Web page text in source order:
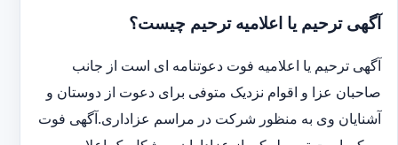
آگهی ترحیم یا اعلامیه ترحیم چیست؟
آگهی ترحیم یا اعلامیه فوت دعوتنامه ای است از جانب
صاحبان عزا و اقوام نزدیک متوفی برای دعوت از دوستان و
آشنایان وی به منظور شرکت در مراسم عزاداری.آگهی فوت